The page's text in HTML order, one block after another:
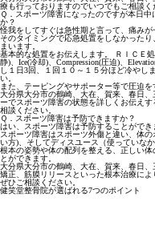
療も行っておりますのでいつでもご相談く
Ｑ．スポーツ障害になったのですが本日
か？
怪我をしてすぐは急性期と言って、痛みが
そのタイミングで応急処置をしなかった
まいます。
基本的な処置をお伝えします。 ＲＩＣＥ
静)、Ice(冷却)、Compression(圧迫)、
し１日3回、１回１０～１５分ほど冷やし
い。
また、テーピングやサポーター等で圧迫
大分県大分市の鶴崎、大在、賀来、春日
ーでスポーツ障害の状態を詳しくお伝え
相談ください。
Ｑ．スポーツ障害は予防できますか？
はい、スポーツ障害は予防することができ
スポーツ障害はスポーツ外傷と違い、体
い方)、そしてディスユース（使っていな
根本の姿勢や体の配列を整える、正しい
とができます。
大分県大分市の鶴崎、大在、賀来、春日
矯正、筋膜リリースといった根本治療に
ぜひご相談ください。
健笑堂整骨院が選ばれる7つのポイント